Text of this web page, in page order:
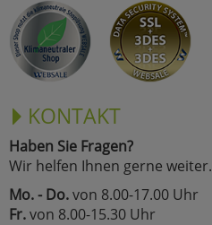
KONTAKT
Haben Sie Fragen?
Wir helfen Ihnen gerne weiter.
Mo. - Do.von 8.00-17.00 Uhr
Fr.von 8.00-15.30 Uhr